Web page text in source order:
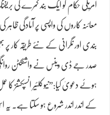
امریکی حکام کو ایک بند کمرے کی
معائنہ کاروں کی واپسی پر آمادگی
بندی اور نگرانی کے نئے طریقہ
صدر جے ڈی وینس نے واشنگٹن
ہوئے دعویٰ کیا:”نیوکلئیر انسپکشنز
کے اندر اندر شروع ہو سکتا ہے۔